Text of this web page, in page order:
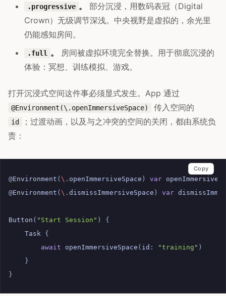
.progressive 。
部分沉浸，用数码表冠（Digital
Crown）无级调节深浅。中央视野是虚拟的，余光里
仍能感知房间。
.full 。
房间被虚拟环境完全替换。用于彻底沉浸的
体验：冥想、训练模拟、游戏。
打开沉浸式空间这件事必须显式发生。App 通过
@Environment(\.openImmersiveSpace) 传入空间的
id
；过渡动画，以及与之冲突的空间的关闭，都由系统负
责：
@Environment (\ . openImmersiveSpace ) var
@Environment (\ . dismissImmersiveSpace ) var
Button ( "Start Session" )
{
Task
{
await
openImmersiveSpace ( id : "training" )
}
}
Copy